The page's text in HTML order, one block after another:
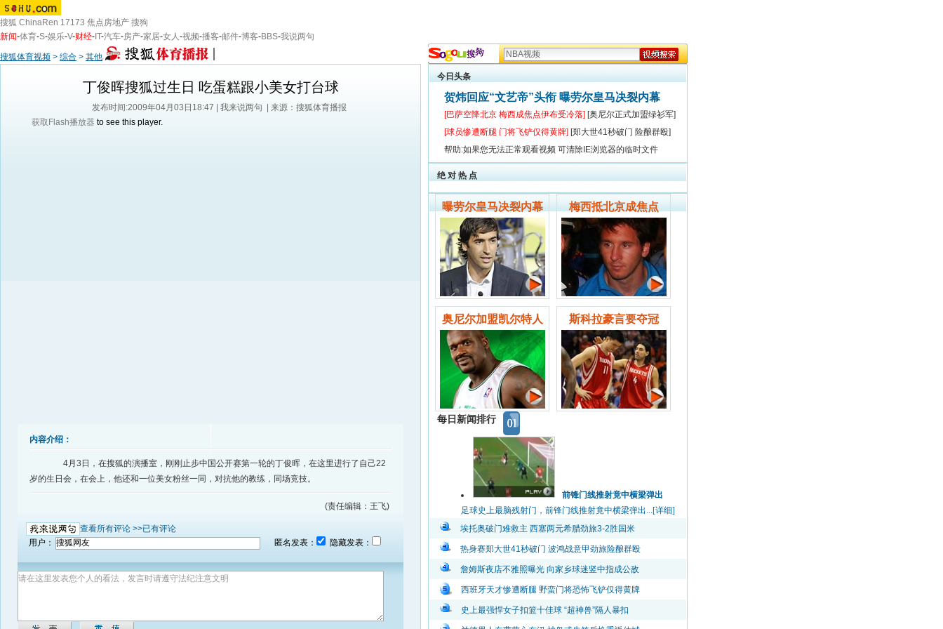
搜狐 ChinaRen 17173 焦点房地产 搜狗
新闻-体育-S-娱乐-V-财经- IT-汽车-房产-家居-女人-视频-播客-邮件-博客-BBS-我说两句
搜狐体育视频 > 综合 > 其他
丁俊晖搜狐过生日 吃蛋糕跟小美女打台球
发布时间:2009年04月03日18:47 | 我来说两句
| 来源：搜狐体育播报
获取Flash播放器 to see this player.
内容介绍：
4月3日，在搜狐的演播室，刚刚止步中国公开赛第一轮的丁俊晖，在这里进行了自己22
岁的生日会，在会上，他还和一位美女粉丝一同，对抗他的教练，同场竞技。
(责任编辑：王飞)
查看所有评论 >>已有评论
用户：
匿名发表： 隐藏发表：
今日头条
贺炜回应“文艺帝”头衔 曝劳尔皇马决裂内幕
[巴萨空降北京 梅西成焦点伊布受冷落] [奥尼尔正式加盟绿衫军]
[球员惨遭断腿 门将飞铲仅得黄牌] [郑大世41秒破门 险酿群殴]
帮助:如果您无法正常观看视频 可清除IE浏览器的临时文件
绝 对 热 点
曝劳尔皇马决裂内幕 梅西抵北京成焦点
奥尼尔加盟凯尔特人 斯科拉豪言要夺冠
每日新闻排行
前锋门线推射竟中横梁弹出
足球史上最脑残射门，前锋门线推射竟中横梁弹出...[详细]
埃托奥破门难救主 西塞两元希腊劲旅3-2胜国米
热身赛郑大世41秒破门 波鸿战意甲劲旅险酿群殴
詹姆斯夜店不雅照曝光 向家乡球迷竖中指成公敌
西班牙天才惨遭断腿 野蛮门将恐怖飞铲仅得黄牌
史上最强悍女子扣篮十佳球 “超神兽”隔人暴扣